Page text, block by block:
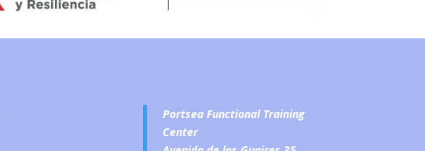
Portsea Functional Training
Center